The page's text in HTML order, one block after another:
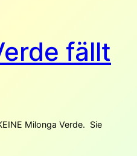
fällt
Milonga Verde. Sie